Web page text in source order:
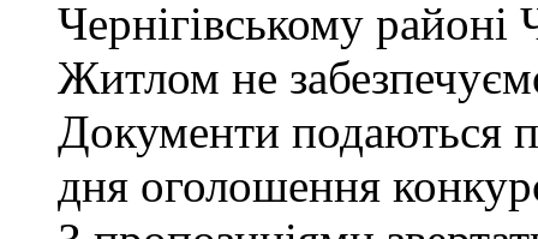
Чернігівському районі
Житлом не
Документи подаються
дня оголошення